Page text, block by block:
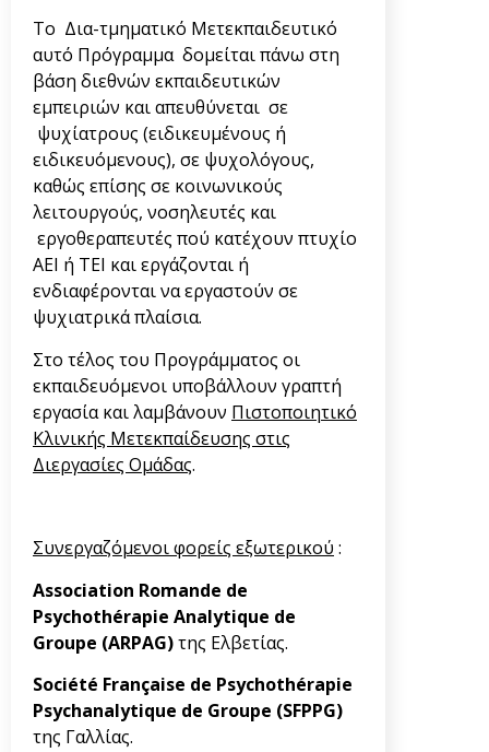
Το Δια-τμηματικό Μετεκπαιδευτικό
αυτό Πρόγραμμα δομείται πάνω στη
βάση διεθνών εκπαιδευτικών
εμπειριών και απευθύνεται σε
ψυχίατρους (ειδικευμένους ή
ειδικευόμενους), σε ψυχολόγους,
καθώς επίσης σε κοινωνικούς
λειτουργούς, νοσηλευτές και
εργοθεραπευτές πού κατέχουν πτυχίο
ΑΕΙ ή ΤΕΙ και εργάζονται ή
ενδιαφέρονται να εργαστούν σε
ψυχιατρικά πλαίσια.
Στο τέλος του Προγράμματος οι
εκπαιδευόμενοι υποβάλλουν γραπτή
εργασία και λαμβάνουν Πιστοποιητικό
Κλινικής Μετεκπαίδευσης στις
Διεργασίες Ομάδας.
Συνεργαζόμενοι φορείς εξωτερικού :
Association Romande de
Psychothérapie Analytique de
Groupe (ARPAG)της Ελβετίας.
Société Française de Psychothérapie
Psychanalytique de Groupe (SFPPG)
της Γαλλίας.